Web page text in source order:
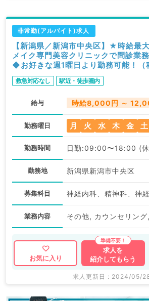
非常勤(アルバイト)求人
【新潟県／新潟市中央区】★時給最
メイク専門美容クリニックで問診業
◆お好きな週1曜日より勤務可能！（
勤）
救急対応なし 駅近・徒歩圏内
給与 時給8,000円 ～
勤務曜日 月 火 水 木 金 土
勤務時間 日勤:09:00〜18:00 (
勤務地 新潟県新潟市中央区
募集科目
業務内容 その他, カウンセリン
お気に入り
求人を
紹介してもらう
求人更新日 : 2024/05/